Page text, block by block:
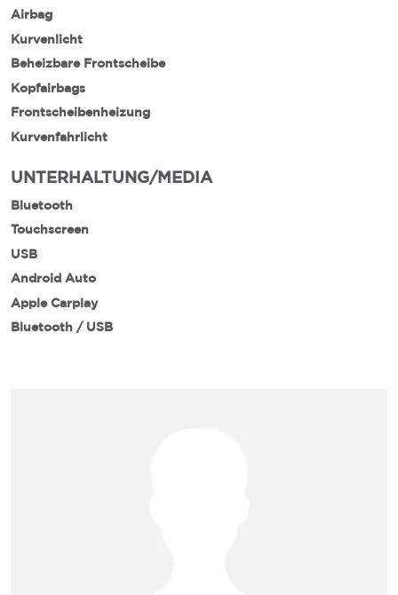
Airbag
Kurvenlicht
Beheizbare Frontscheibe
Kopfairbags
Frontscheibenheizung
Kurvenfahrlicht
UNTERHALTUNG/MEDIA
Bluetooth
Touchscreen
USB
Android Auto
Apple Carplay
Bluetooth / USB